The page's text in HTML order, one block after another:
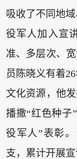
吸收了不同地
役军人加入宣
准、多层次、
员陈晓义有着
文化资源，他
播撒“红色种子
役军人”表彰
支，累计开展